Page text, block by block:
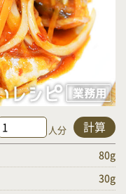
人分 計算
80g
30g